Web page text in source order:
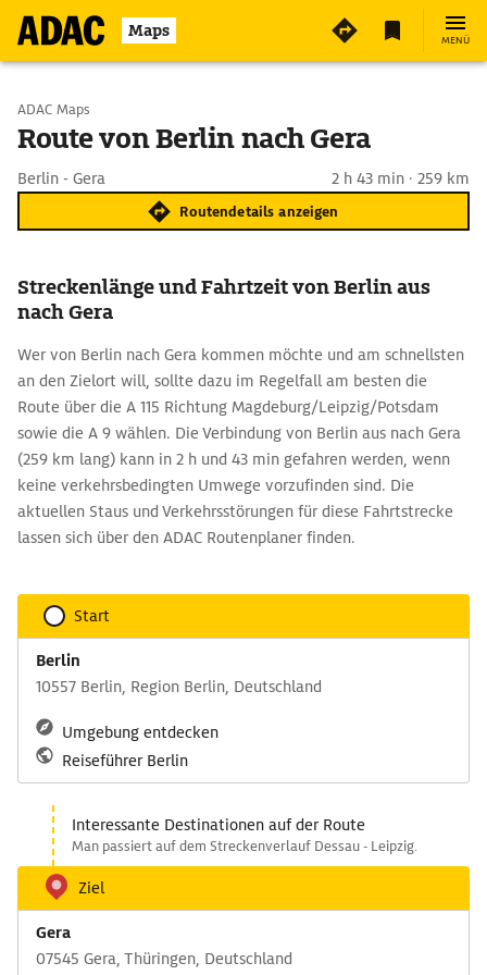
Maps MENÜ
Start wählen
ADAC Maps
Route von Berlin nach Gera
Berlin - Gera 2 h 43 min · 259 km
Routendetails anzeigen
Streckenlänge und Fahrtzeit von Berlin aus
nach Gera
Wer von Berlin nach Gera kommen möchte und am schnellsten
an den Zielort will, sollte dazu im Regelfall am besten die
Route über die A 115 Richtung Magdeburg/Leipzig/Potsdam
sowie die A 9 wählen. Die Verbindung von Berlin aus nach Gera
(259 km lang) kann in 2 h und 43 min gefahren werden, wenn
keine verkehrsbedingten Umwege vorzufinden sind. Die
aktuellen Staus und Verkehrsstörungen für diese Fahrtstrecke
lassen sich über den ADAC Routenplaner finden.
Start
Berlin
10557 Berlin, Region Berlin, Deutschland
Umgebung entdecken
Reiseführer Berlin
Interessante Destinationen auf der Route
Man passiert auf dem Streckenverlauf Dessau - Leipzig.
Ziel
Gera
07545 Gera, Thüringen, Deutschland